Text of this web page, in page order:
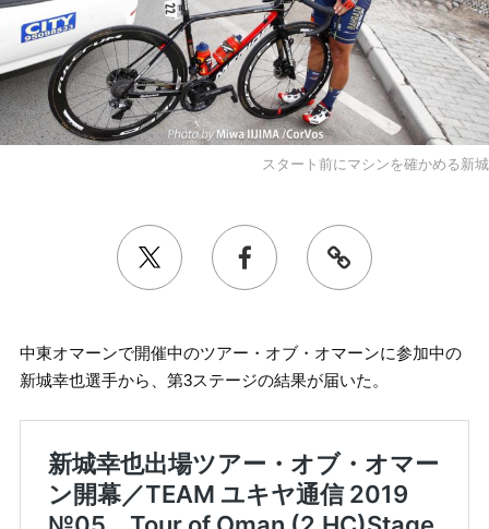
スタート前にマシンを確かめる新城
中東オマーンで開催中のツアー・オブ・オマーンに参加中の
新城幸也選手から、第3ステージの結果が届いた。